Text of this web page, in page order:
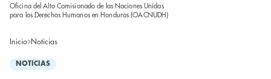
Oficina del Alto Comisionado de las Naciones Unidas
para los Derechos Humanos en Honduras (OACNUDH)
Inicio Noticias
NOTICIAS